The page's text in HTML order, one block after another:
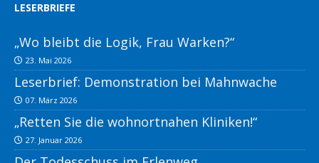
LESERBRIEFE
„Wo bleibt die Logik, Frau Warken?“
23. Mai 2026
Leserbrief: Demonstration bei Mahnwache
07. März 2026
„Retten Sie die wohnortnahen Kliniken!“
27. Januar 2026